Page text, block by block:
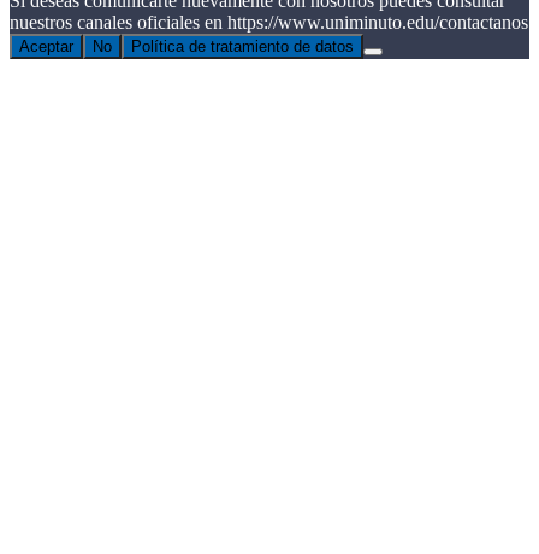
nuestros canales oficiales en https://www.uniminuto.edu/contactanos
Aceptar No Política de tratamiento de datos